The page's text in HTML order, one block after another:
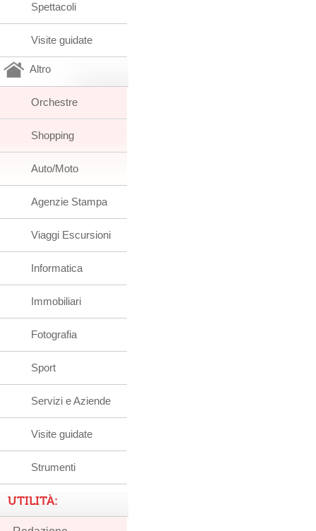
Spettacoli
Visite guidate
Altro
Orchestre
Shopping
Auto/Moto
Agenzie Stampa
Viaggi Escursioni
Informatica
Immobiliari
Fotografia
Sport
Servizi e Aziende
Visite guidate
Strumenti
UTILITÀ: